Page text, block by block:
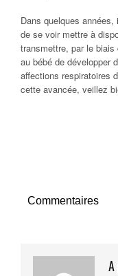
Dans quelques
de se voir mettre à
transmettre, par le
au bébé de développer
affections respiratoires
cette avancée, veillez
Commentaires